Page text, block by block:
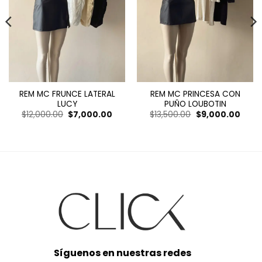
REM MC FRUNCE LATERAL
LUCY
$12,000.00 El
precio
$7,000.00
REM MC PRINCESA CON
PUÑO LOUBOTIN
$13,500.00 El
precio
$9,000.00El
Síguenos en nuestras redes